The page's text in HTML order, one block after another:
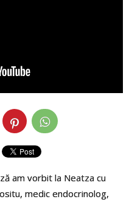
am vorbit la Neatza cu
medic endocrinolog,